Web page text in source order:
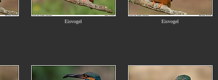
Eisvogel Eisvogel